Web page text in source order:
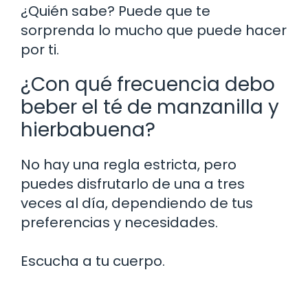
¿Quién sabe? Puede que te
sorprenda lo mucho que puede hacer
por ti.
¿Con qué frecuencia debo
beber el té de manzanilla y
hierbabuena?
No hay una regla estricta, pero
puedes disfrutarlo de una a tres
veces al día, dependiendo de tus
preferencias y necesidades.
Escucha a tu cuerpo.